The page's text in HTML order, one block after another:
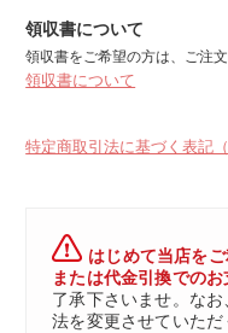
領収書について
領収書をご希望の方は、ご注
領収書について
特定商取引法に基づく表記（
はじめて当店を
または代金引換での
了承下さいませ。な
法を変更させていただ